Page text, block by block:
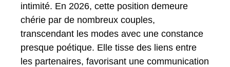
intimité. En 2026, cette position demeure
chérie par de nombreux couples,
transcendant les modes avec une constance
presque poétique. Elle tisse des liens entre
les partenaires, favorisant une communication